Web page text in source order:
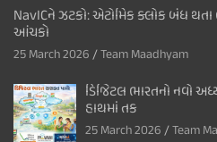
NavICને ઝટકો: એટોમિક ક્લોક બંધ થતા
આંચકો
25 March 2026 Team Maadhyam
ડિજિટલ ભારતનો નવો
હાથમાં તક
25 March 2026 Team